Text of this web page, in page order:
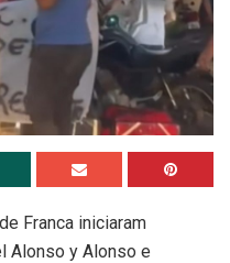
Franca iniciaram
Alonso y Alonso e